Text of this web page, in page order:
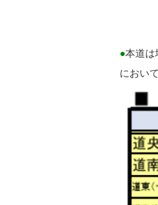
●本道は
におい